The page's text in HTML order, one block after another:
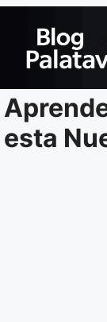
esta